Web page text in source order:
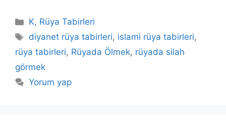
Kategoriler
K, Rüya Tabirleri
Etiketler
diyanet rüya tabirleri, islami rüya tabirleri,
rüya tabirleri, Rüyada Ölmek, rüyada silah
görmek
Yorum yap